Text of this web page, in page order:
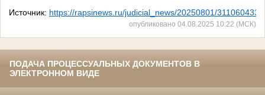
Источник: https://rapsinews.ru/judicial_news/20250801/
опубликовано 04.08.2025 10:22 (МСК)
ПОДАЧА ПРОЦЕССУАЛЬНЫХ ДОКУМЕНТОВ В
ЭЛЕКТРОННОМ ВИДЕ